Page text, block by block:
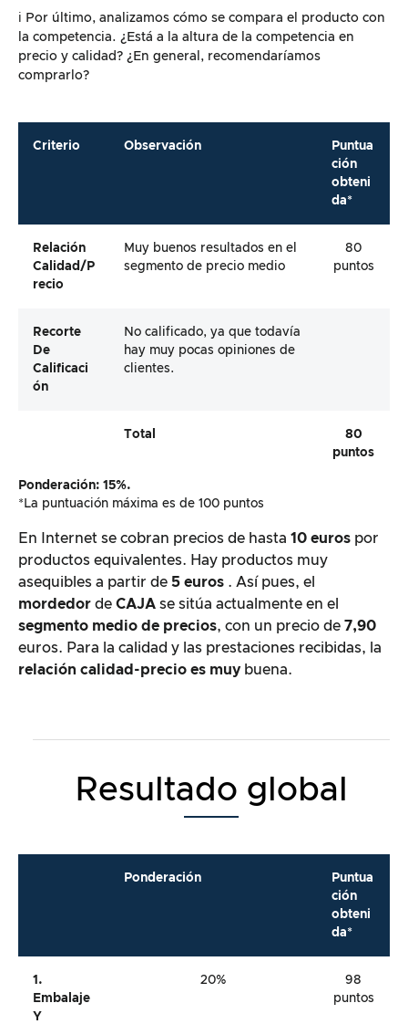
ℹ️ Por último, analizamos cómo se compara el producto con
la competencia. ¿Está a la altura de la competencia en
precio y calidad? ¿En general, recomendaríamos
comprarlo?
Criterio Observación
Puntua
ción
obteni
da*
Relación
Calidad/p
Recio
Muy buenos resultados en el
segmento de precio medio
80
puntos
Recorte
De
Calificaci
Ón
No calificado, ya que todavía
hay muy pocas opiniones de
clientes.
Total
80
puntos
Ponderación: 15%.
*La puntuación máxima es de 100 puntos
En Internet se cobran precios de hasta 10 euros por
productos equivalentes. Hay productos muy
asequibles a partir de 5 euros . Así pues, el
mordedor de CAJA se sitúa actualmente en el
segmento medio de precios, con un precio de 7,90
euros. Para la calidad y las prestaciones recibidas, la
relación calidad-precio es muy buena.
Resultado global
Ponderación
Puntua
ción
obteni
da*
1.
Embalaje
Y
20%
98
puntos